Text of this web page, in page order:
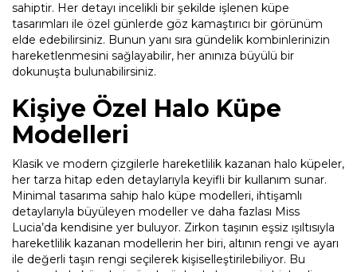
sahiptir. Her detayı incelikli bir şekilde işlenen küpe
tasarımları ile özel günlerde göz kamaştırıcı bir görünüm
elde edebilirsiniz. Bunun yanı sıra gündelik kombinlerinizin
hareketlenmesini sağlayabilir, her anınıza büyülü bir
dokunuşta bulunabilirsiniz.
Kişiye Özel Halo Küpe
Modelleri
Klasik ve modern çizgilerle hareketlilik kazanan halo küpeler,
her tarza hitap eden detaylarıyla keyifli bir kullanım sunar.
Minimal tasarıma sahip halo küpe modelleri, ihtişamlı
detaylarıyla büyüleyen modeller ve daha fazlası Miss
Lucia’da kendisine yer buluyor. Zirkon taşının eşsiz ışıltısıyla
hareketlilik kazanan modellerin her biri, altının rengi ve ayarı
ile değerli taşın rengi seçilerek kişiselleştirilebiliyor. Bu